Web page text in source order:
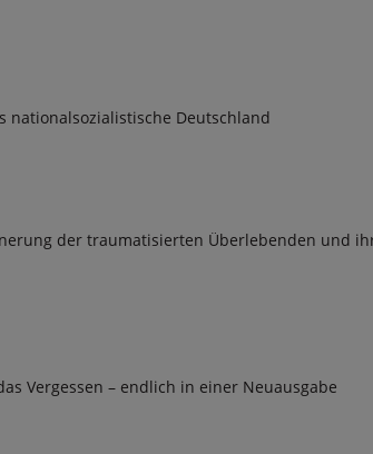
nationalsozialistische Deutschland
der traumatisierten Überlebenden und
Vergessen – endlich in einer Neuausgabe